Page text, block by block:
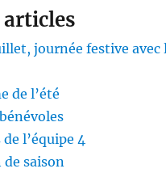
articles
journée festive avec
de l’été
de l’équipe 4
de saison